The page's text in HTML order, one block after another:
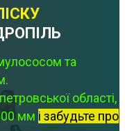
та
області,
мм і забудьте про